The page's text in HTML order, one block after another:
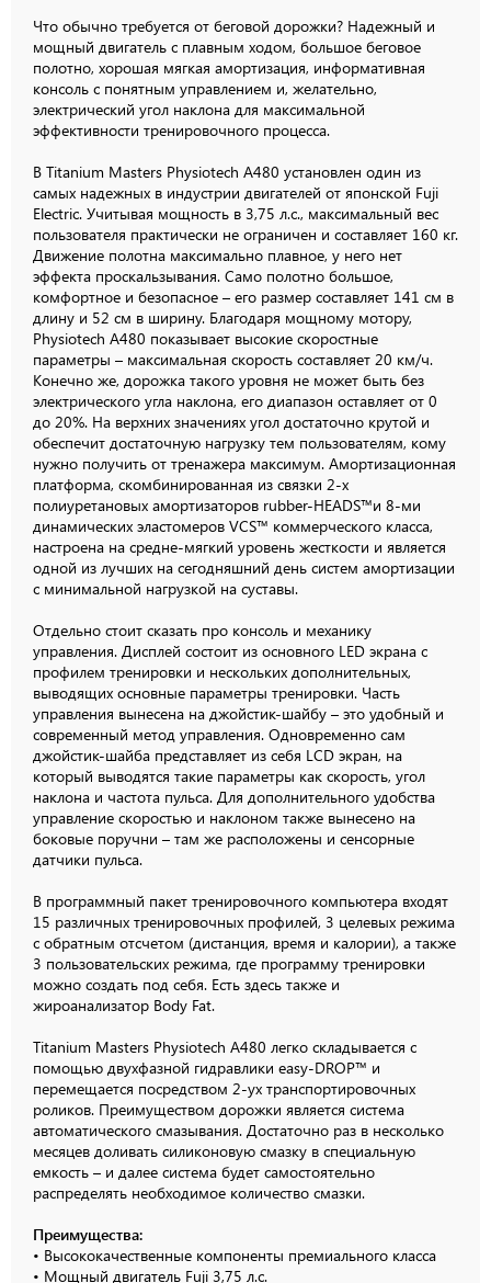
Что обычно требуется от беговой дорожки? Надежный и
мощный двигатель с плавным ходом, большое беговое
полотно, хорошая мягкая амортизация, информативная
консоль с понятным управлением и, желательно,
электрический угол наклона для максимальной
эффективности тренировочного процесса.
В Titanium Masters Physiotech A480 установлен один из
самых надежных в индустрии двигателей от японской Fuji
Electric. Учитывая мощность в 3,75 л.с., максимальный вес
пользователя практически не ограничен и составляет 160 кг.
Движение полотна максимально плавное, у него нет
эффекта проскальзывания. Само полотно большое,
комфортное и безопасное – его размер составляет 141 см в
длину и 52 см в ширину. Благодаря мощному мотору,
Physiotech A480 показывает высокие скоростные
параметры – максимальная скорость составляет 20 км/ч.
Конечно же, дорожка такого уровня не может быть без
электрического угла наклона, его диапазон оставляет от 0
до 20%. На верхних значениях угол достаточно крутой и
обеспечит достаточную нагрузку тем пользователям, кому
нужно получить от тренажера максимум. Амортизационная
платформа, скомбинированная из связки 2-х
полиуретановых амортизаторов rubber-HEADS™и 8-ми
динамических эластомеров VCS™ коммерческого класса,
настроена на средне-мягкий уровень жесткости и является
одной из лучших на сегодняшний день систем амортизации
с минимальной нагрузкой на суставы.
Отдельно стоит сказать про консоль и механику
управления. Дисплей состоит из основного LED экрана c
профилем тренировки и нескольких дополнительных,
выводящих основные параметры тренировки. Часть
управления вынесена на джойстик-шайбу – это удобный и
современный метод управления. Одновременно сам
джойстик-шайба представляет из себя LCD экран, на
который выводятся такие параметры как скорость, угол
наклона и частота пульса. Для дополнительного удобства
управление скоростью и наклоном также вынесено на
боковые поручни – там же расположены и сенсорные
датчики пульса.
В программный пакет тренировочного компьютера входят
15 различных тренировочных профилей, 3 целевых режима
с обратным отсчетом (дистанция, время и калории), а также
3 пользовательских режима, где программу тренировки
можно создать под себя. Есть здесь также и
жироанализатор Body Fat.
Titanium Masters Physiotech A480 легко складывается с
помощью двухфазной гидравлики easy-DROP™ и
перемещается посредством 2-ух транспортировочных
роликов. Преимуществом дорожки является система
автоматического смазывания. Достаточно раз в несколько
месяцев доливать силиконовую смазку в специальную
емкость – и далее система будет самостоятельно
распределять необходимое количество смазки.
Преимущества:
• Высококачественные компоненты премиального класса
• Мощный двигатель Fuji 3,75 л.с.